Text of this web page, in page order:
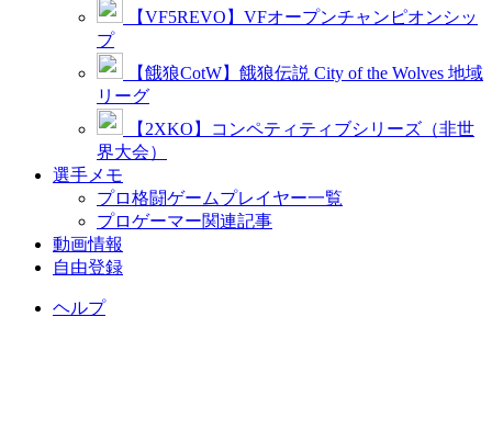
【VF5REVO】VFオープンチャンピオンシッ
プ
【餓狼CotW】餓狼伝説 City of the Wolves 地域
リーグ
【2XKO】コンペティティブシリーズ（非世
界大会）
選手メモ
プロ格闘ゲームプレイヤー一覧
プロゲーマー関連記事
動画情報
自由登録
ヘルプ